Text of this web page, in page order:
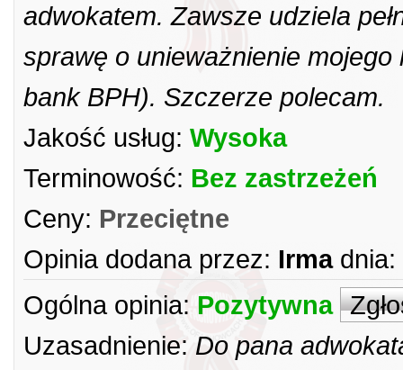
adwokatem. Zawsze udziela
sprawę o unieważnienie
bank BPH). Szczerze polecam.
Jakość usług: Wysoka
Terminowość: Bez zastrzeżeń
Ceny: Przeciętne
Opinia dodana przez: Irma dnia:
Ogólna opinia: Pozytywna
Uzasadnienie: Do pana